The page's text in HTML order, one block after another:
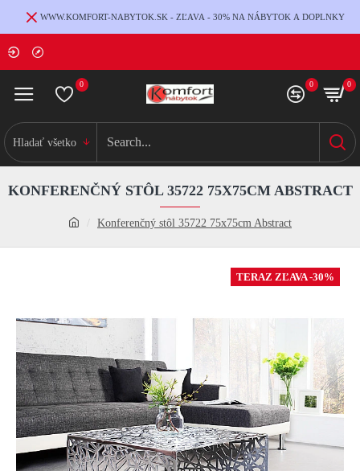
WWW.KOMFORT-NABYTOK.SK - ZĽAVA - 30% NA NÁBYTOK A DOPLNKY
0 0 0
Hladať všetko
Konferenčný stôl 35722 75x75cm Abstract
KONFERENČNÝ STÔL 35722 75X75CM ABSTRACT
TERAZ ZĽAVA -30%